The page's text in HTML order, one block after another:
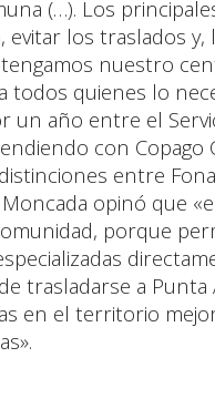
(…). Los
evitar los traslados
tengamos nuestro
todos quienes lo
un año entre el
con
entre
opinó que
porque
trasladarse a
en el territorio